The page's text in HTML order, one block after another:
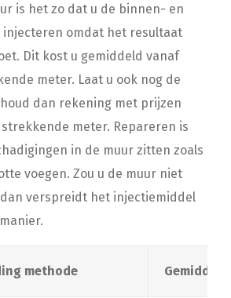
is het zo dat u de binnen- en
omdat het resultaat
Dit kost u gemiddeld vanaf
meter. Laat u ook nog de
dan rekening met prijzen
meter. Repareren is
in de muur zitten zoals
voegen. Zou u de muur niet
verspreidt het injectiemiddel
methode